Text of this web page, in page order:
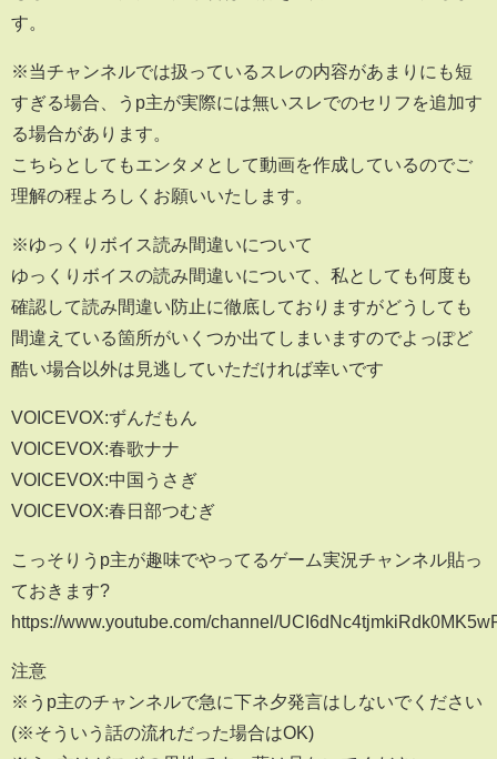
す。
※当チャンネルでは扱っているスレの内容があまりにも短
すぎる場合、うp主が実際には無いスレでのセリフを追加す
る場合があります。
こちらとしてもエンタメとして動画を作成しているのでご
理解の程よろしくお願いいたします。
※ゆっくりボイス読み間違いについて
ゆっくりボイスの読み間違いについて、私としても何度も
確認して読み間違い防止に徹底しておりますがどうしても
間違えている箇所がいくつか出てしまいますのでよっぽど
酷い場合以外は見逃していただければ幸いです
VOICEVOX:ずんだもん
VOICEVOX:春歌ナナ
VOICEVOX:中国うさぎ
VOICEVOX:春日部つむぎ
こっそりうp主が趣味でやってるゲーム実況チャンネル貼っ
ておきます?
https://www.youtube.com/channel/
注意
※うp主のチャンネルで急に下ネ夕発言はしないでください
(※そういう話の流れだった場合はOK)